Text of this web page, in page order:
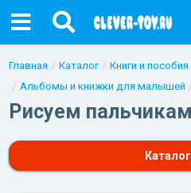
Главная Каталог
Книги и
Альбомы и книжки для малышей
Рисуем